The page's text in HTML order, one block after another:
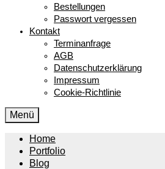
Bestellungen
Passwort vergessen
Kontakt
Terminanfrage
AGB
Datenschutzerklärung
Impressum
Cookie-Richtlinie
Menü
Home
Portfolio
Blog